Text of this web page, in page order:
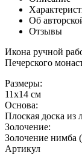
Об
Отзывы
Икона ручной
Печерского
Размеры:
11х14 см
Основа:
Плоская доска из
Золочение:
Золочение нимба
Артикул